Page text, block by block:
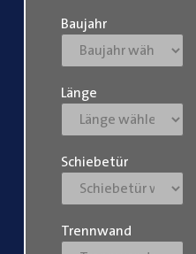
Baujahr
Länge
Schiebetür
Trennwand